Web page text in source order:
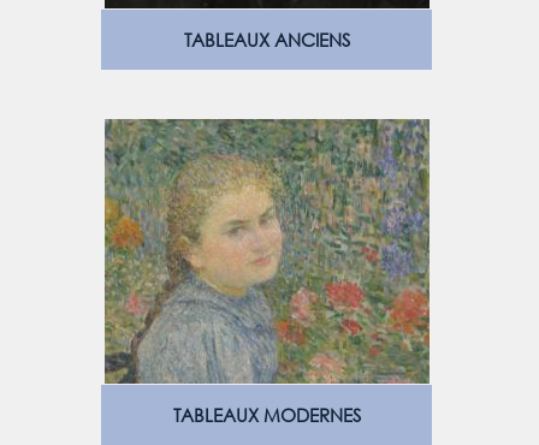
TABLEAUX ANCIENS
TABLEAUX MODERNES